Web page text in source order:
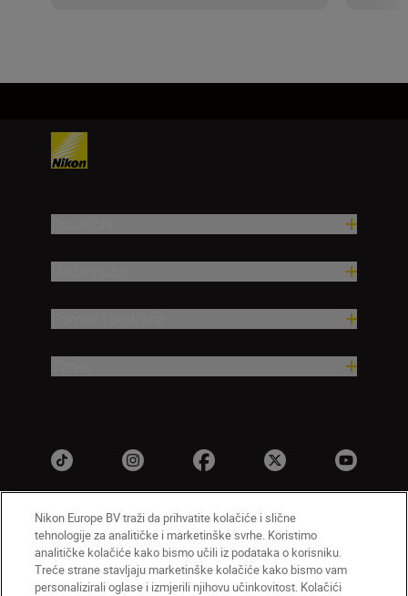
HR Nikon Sites
Obratite nam se
Obavijest o zaštiti privatnosti
Uvjeti upotrebe
Obavijest o kolačićima
Nikon Europe BV traži da prihvatite kolačiće i slične
tehnologije za analitičke i marketinške svrhe. Koristimo
analitičke kolačiće kako bismo učili iz podataka o korisniku.
Treće strane stavljaju marketinške kolačiće kako bismo vam
personalizirali oglase i izmjerili njihovu učinkovitost. Kolačići